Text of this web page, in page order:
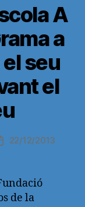
A
a
seu
el
22/12/2013
de la